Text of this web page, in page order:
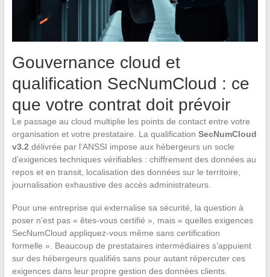
Gouvernance cloud et
qualification SecNumCloud : ce
que votre contrat doit prévoir
Le passage au cloud multiplie les points de contact entre votre
organisation et votre prestataire. La qualification SecNumCloud
v3.2délivrée par l’ANSSI impose aux hébergeurs un socle
d’exigences techniques vérifiables : chiffrement des données au
repos et en transit, localisation des données sur le territoire,
journalisation exhaustive des accès administrateurs.
Pour une entreprise qui externalise sa sécurité, la question à
poser n’est pas « êtes-vous certifié », mais « quelles exigences
SecNumCloud appliquez-vous même sans certification
formelle ». Beaucoup de prestataires intermédiaires s’appuient
sur des hébergeurs qualifiés sans pour autant répercuter ces
exigences dans leur propre gestion des données clients.